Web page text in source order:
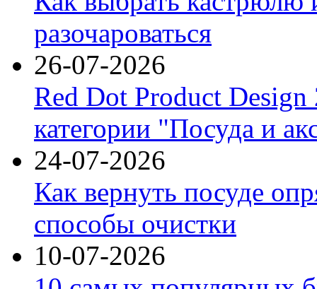
разочароваться
26-07-2026
Red Dot Product Design
категории "Посуда и
24-07-2026
Как вернуть посуде
способы очистки
10-07-2026